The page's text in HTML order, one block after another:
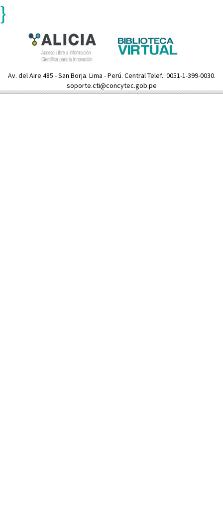
}
Av. del Aire 485 - San Borja. Lima - Perú. Central Telef.: 0051-1-399-0030.
soporte.cti@concytec.gob.pe